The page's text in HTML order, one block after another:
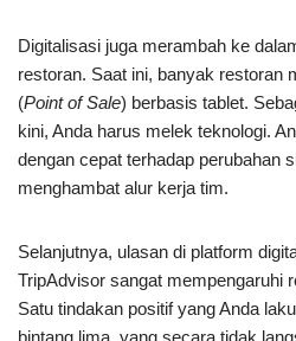
Digitalisasi juga merambah ke
restoran. Saat ini, banyak restoran
(Point of Sale) berbasis tablet.
kini, Anda harus melek teknologi.
dengan cepat terhadap perubahan
menghambat alur kerja tim.
Selanjutnya, ulasan di platform
TripAdvisor sangat mempengaruhi
Satu tindakan positif yang Anda
bintang lima, yang secara tidak